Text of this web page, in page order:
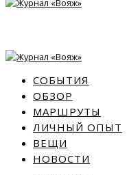
СОБЫТИЯ
ОБЗОР
МАРШРУТЫ
ЛИЧНЫЙ ОПЫТ
ВЕЩИ
НОВОСТИ